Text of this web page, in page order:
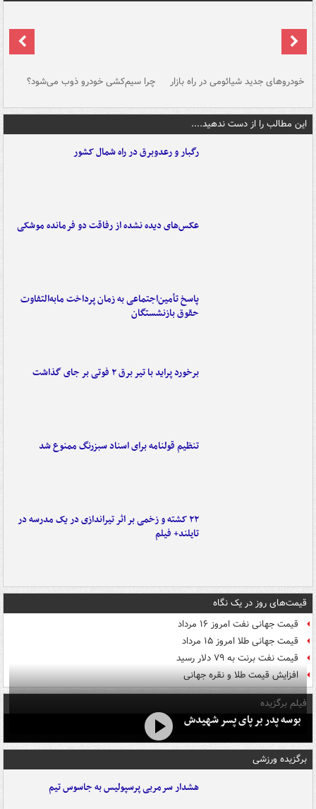
خودروهای جدید شیائومی در راه بازار چرا سیم‌کشی خودرو ذوب می‌شود؟
این مطالب را از دست ندهید....
رگبار و رعدوبرق در راه شمال کشور
عکس‌های دیده نشده از رفاقت دو فرمانده‌ موشکی
پاسخ تأمین‌اجتماعی به زمان پرداخت مابه‌التفاوت
حقوق بازنشستگان
برخورد پراید با تیر برق ۲ فوتی بر جای گذاشت
تنظیم قولنامه برای اسناد سبزرنگ ممنوع شد
۲۲ کشته و زخمی بر اثر تیراندازی در یک مدرسه در
تایلند+ فیلم
قیمت‌های روز در یک نگاه
قیمت جهانی نفت امروز ۱۶ مرداد
قیمت جهانی طلا امروز ۱۵ مرداد
قیمت نفت برنت به ۷۹ دلار رسید
افزایش قیمت طلا و نقره جهانی
فیلم برگزیده
بوسه‌ پدر بر پای پسر شهیدش
برگزیده ورزشی
هشدار سرمربی پرسپولیس به جاسوس تیم